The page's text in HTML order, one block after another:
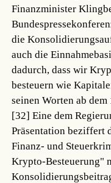
Finanzminister
die
auch die
dadurch, dass wir
besteuern wie
seinen Worten ab dem
[32] Eine dem
Präsentation beziffert
Finanz- und
Krypto-Besteuerung"